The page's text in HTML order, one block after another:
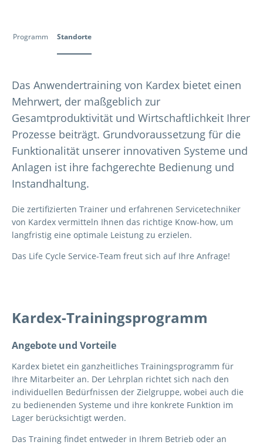
Programm Standorte
Das Anwendertraining von Kardex bietet einen
Mehrwert, der maßgeblich zur
Gesamtproduktivität und Wirtschaftlichkeit Ihrer
Prozesse beiträgt. Grundvoraussetzung für die
Funktionalität unserer innovativen Systeme und
Anlagen ist ihre fachgerechte Bedienung und
Instandhaltung.
Die zertifizierten Trainer und erfahrenen Servicetechniker
von Kardex vermitteln Ihnen das richtige Know-how, um
langfristig eine optimale Leistung zu erzielen.
Das Life Cycle Service-Team freut sich auf Ihre Anfrage!
Kardex-Trainingsprogramm
Angebote und Vorteile
Kardex bietet ein ganzheitliches Trainingsprogramm für
Ihre Mitarbeiter an. Der Lehrplan richtet sich nach den
individuellen Bedürfnissen der Zielgruppe, wobei auch die
zu bedienenden Systeme und ihre konkrete Funktion im
Lager berücksichtigt werden.
Das Training findet entweder in Ihrem Betrieb oder an